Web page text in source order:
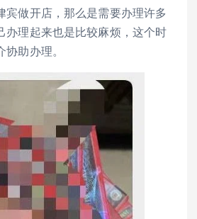
宾做开店，那么是需要办理许多
办理起来也是比较麻烦，这个时
助办理。